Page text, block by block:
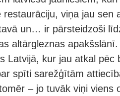
restaurāciju, viņa jau sen
un… ir pārsteidzoši
altārgleznas
Latvijā, kur jau atkal pēc
spīti sarežģītām
– jo tuvāk viņi viens